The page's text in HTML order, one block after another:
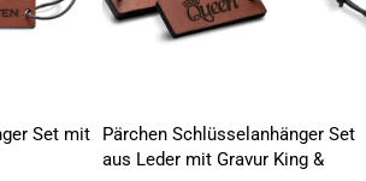
Set mit
Pärchen Schlüsselanhänger Set
aus Leder mit Gravur King &